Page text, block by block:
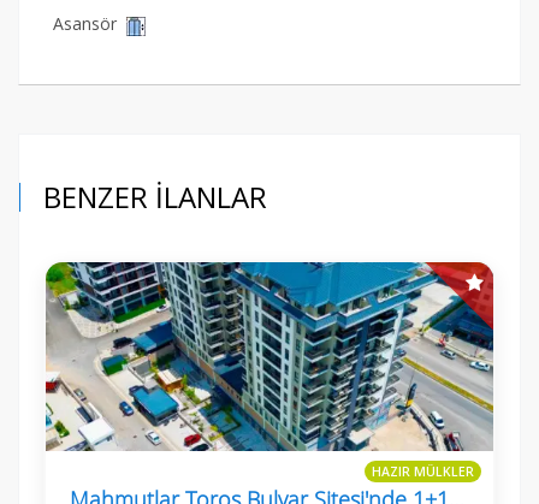
Asansör
BENZER İLANLAR
HAZIR MÜLKLER